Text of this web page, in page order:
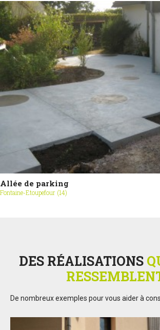
Allée de parking
Fontaine-Etoupefour (14)
DES RÉALISATIONS
De nombreux exemples pour vous aider à